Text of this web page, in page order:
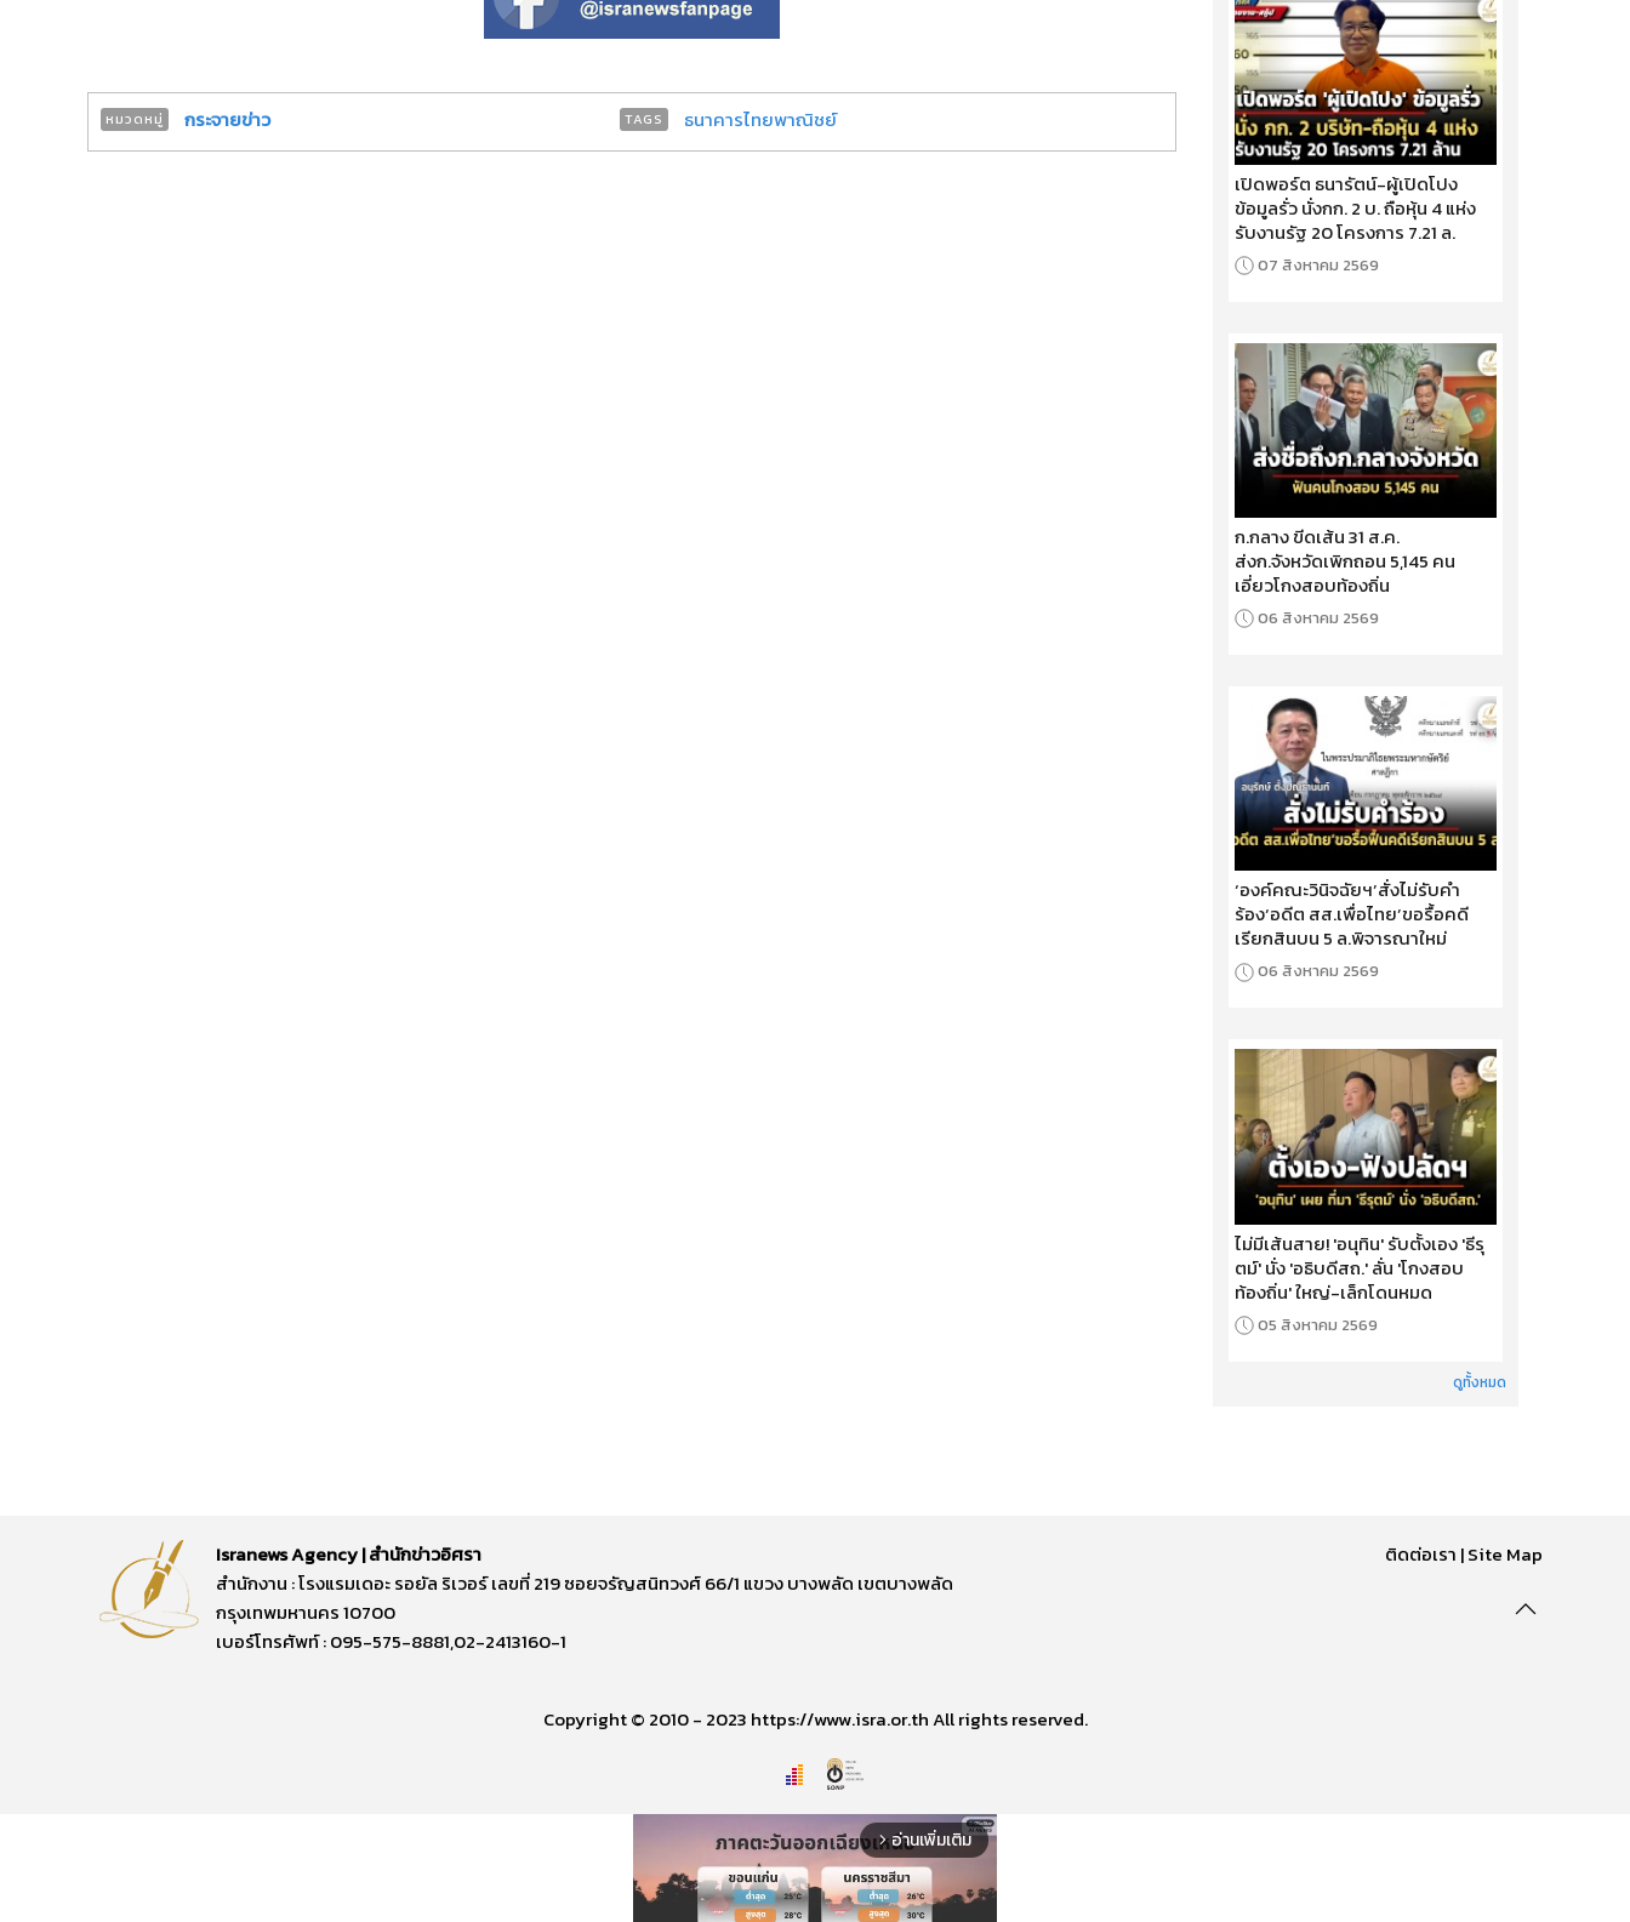
หมวดหมู่ กระจายข่าว TAGS ธนาคารไทยพาณิชย์
เปิดพอร์ต ธนารัตน์-ผู้เปิดโปง
ข้อมูลรั่ว นั่งกก. 2 บ. ถือหุ้น 4 แห่ง
รับงานรัฐ 20 โครงการ 7.21 ล.
07 สิงหาคม 2569
ก.กลาง ขีดเส้น 31 ส.ค.
ส่งก.จังหวัดเพิกถอน 5,145 คน
เอี่ยวโกงสอบท้องถิ่น
06 สิงหาคม 2569
‘องค์คณะวินิจฉัยฯ’สั่งไม่รับคำ
ร้อง‘อดีต สส.เพื่อไทย’ขอรื้อคดี
เรียกสินบน 5 ล.พิจารณาใหม่
06 สิงหาคม 2569
ไม่มีเส้นสาย! 'อนุทิน' รับตั้งเอง 'ธีรุ
ตม์' นั่ง 'อธิบดีสถ.' ลั่น 'โกงสอบ
ท้องถิ่น' ใหญ่-เล็กโดนหมด
05 สิงหาคม 2569
ดูทั้งหมด
Isranews Agency | สำนักข่าวอิศรา
สำนักงาน : โรงแรมเดอะ รอยัล ริเวอร์ เลขที่ 219 ซอยจรัญสนิทวงศ์ 66/1 แขวง บางพลัด เขตบางพลัด
กรุงเทพมหานคร 10700
เบอร์โทรศัพท์ : 095-575-8881,02-2413160-1
ติดต่อเรา |Site Map
Copyright © 2010 - 2023 https://www.isra.or.th All rights reserved.
arrow_forward_ios อ่านเพิ่มเติม